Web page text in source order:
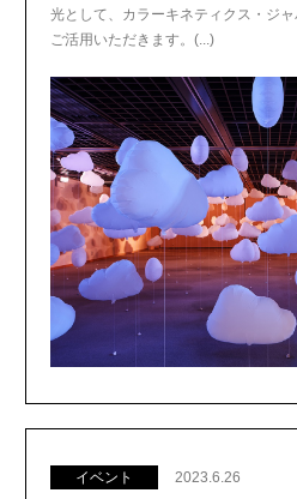
光として、カラーキネティクス・ジ
ご活用いただきます。(...)
イベント 2023.6.26